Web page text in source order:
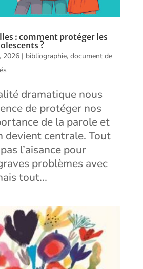
: comment protéger les
?
2026| bibliographie, document de
dramatique nous
de protéger nos
de la parole et
devient centrale. Tout
l’aisance pour
problèmes avec
tout...